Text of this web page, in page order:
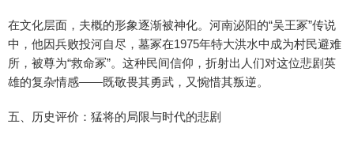
在文化层面，夫概的形象逐渐被神化。河南泌阳的“吴王冢”传说
中，他因兵败投河自尽，墓冢在1975年特大洪水中成为村民避难
所，被尊为“救命冢”。这种民间信仰，折射出人们对这位悲剧英
雄的复杂情感——既敬畏其勇武，又惋惜其叛逆。
五、历史评价：猛将的局限与时代的悲剧